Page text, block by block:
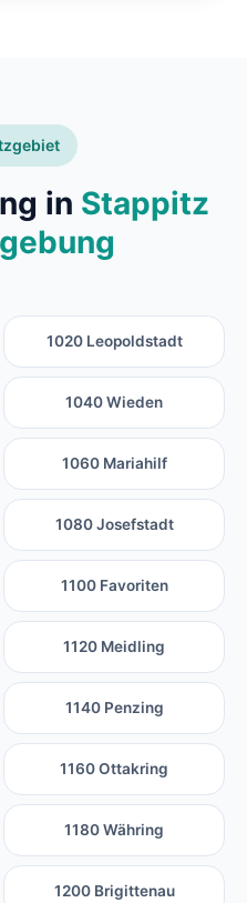
in Stappitz
1020 Leopoldstadt
1040 Wieden
1060 Mariahilf
1080 Josefstadt
1100 Favoriten
1120 Meidling
1140 Penzing
1160 Ottakring
1180 Währing
1200 Brigittenau